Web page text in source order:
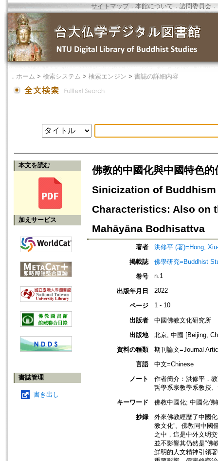
サイトマップ．本館について ． 諮問委員会 ．
． ホーム > 検索システム > 検索エンジン > 書誌の詳細内容
本文を読む
加えサービス
書誌管理
書き出し
佛教的中國化與中國特色
Sinicization of
Characteristics: Also on
Mahāyāna Bodhisattva
著者
洪修平 (著)=Hong,
掲載誌
佛學研究=Buddhist
巻号
n.1
出版年月日 2022
ページ 1 - 10
出版者
中國佛教文化研究所
出版地
北京, 中國 [Beijing,
資料の種類
期刊論文=Journal
言語
中文=Chinese
ノート
作者簡介：洪修平，
哲學系宗教學系教授
キーワード
佛教中國化; 中國化佛
抄録
外來佛教經歷了中國
教文化”。佛教同中國
之中，這是中外文明
並不影響其仍然是“佛
鮮明的人文精神引領